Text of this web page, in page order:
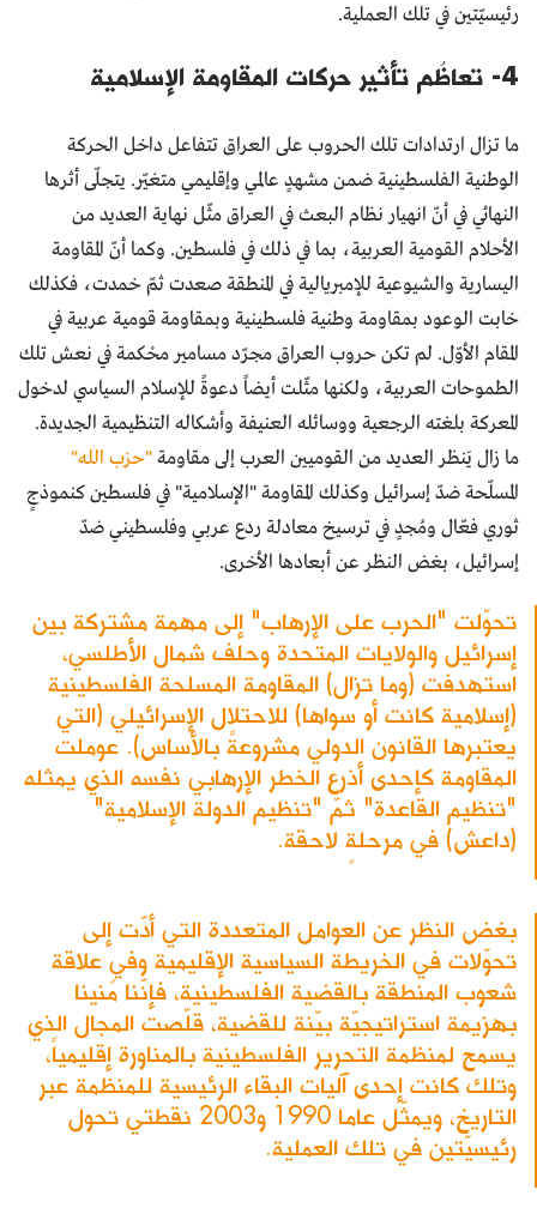
رئيسيّتين في تلك العملية.
4- تعاظُم تأثير حركات المقاومة الإسلامية
ما تزال ارتدادات تلك الحروب على العراق تتفاعل داخل الحركة
الوطنية الفلسطينية ضمن مشهدٍ عالمي وإقليمي متغيّر. يتجلّى أثرها
النهائي في أنّ انهيار نظام البعث في العراق مثّل نهاية العديد من
الأحلام القومية العربية، بما في ذلك في فلسطين. وكما أنّ المقاومة
اليسارية والشيوعية للإمبريالية في المنطقة صعدت ثمّ خمدت، فكذلك
خابت الوعود بمقاومة وطنية فلسطينية وبمقاومة قومية عربية في
المقام الأوّل. لم تكن حروب العراق مجرّد مسامير محْكمة في نعش تلك
الطموحات العربية، ولكنها مثّلت أيضاً دعوةً للإسلام السياسي لدخول
المعركة بلغته الرجعية ووسائله العنيفة وأشكاله التنظيمية الجديدة.
ما زال يَنظر العديد من القوميين العرب إلى مقاومة"حزب الله"
المسلّحة ضدّ إسرائيل وكذلك المقاومة "الإسلامية" في فلسطين كنموذجٍ
ثوري فعّال ومُجدٍ في ترسيخ معادلة ردع عربي وفلسطيني ضدّ
إسرائيل، بغض النظر عن أبعادها الأخرى.
تحوّلت "الحرب على الإرهاب" إلى مهمة مشتركة بين
إسرائيل والولايات المتحدة وحلف شمال الأطلسي،
استهدفت (وما تزال) المقاومة المسلحة الفلسطينية
(إسلامية كانت أو سواها) للاحتلال الإسرائيلي (التي
يعتبرها القانون الدولي مشروعةً بالأساس). عوملت
المقاومة كإحدى أذرع الخطر الإرهابي نفسه الذي يمثله
"تنظيم القاعدة" ثمّ "تنظيم الدولة الإسلامية"
(داعش) في مرحلةٍ لاحقة.
بغض النظر عن العوامل المتعددة التي أدّت إلى
تحوّلات في الخريطة السياسية الإقليمية وفي علاقة
شعوب المنطقة بالقضية الفلسطينية، فإنّنا مُنينا
بهزيمة استراتيجيّة بيّنة للقضية، قلّصت المجال الذي
يسمح لمنظمة التحرير الفلسطينية بالمناورة إقليمياً،
وتلك كانت إحدى آليات البقاء الرئيسية للمنظمة عبر
التاريخ، ويمثّل عاما 1990 و2003 نقطتي تحول
رئيسيّتين في تلك العملية.